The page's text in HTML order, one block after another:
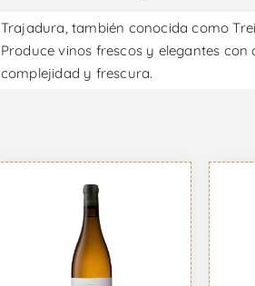
Trajadura, también conocida como
Produce vinos frescos y elegantes
complejidad y frescura.